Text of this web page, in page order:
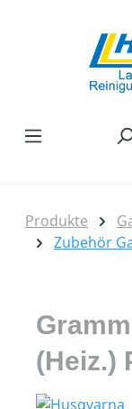
Produkte
Zubehör
(Heiz.)